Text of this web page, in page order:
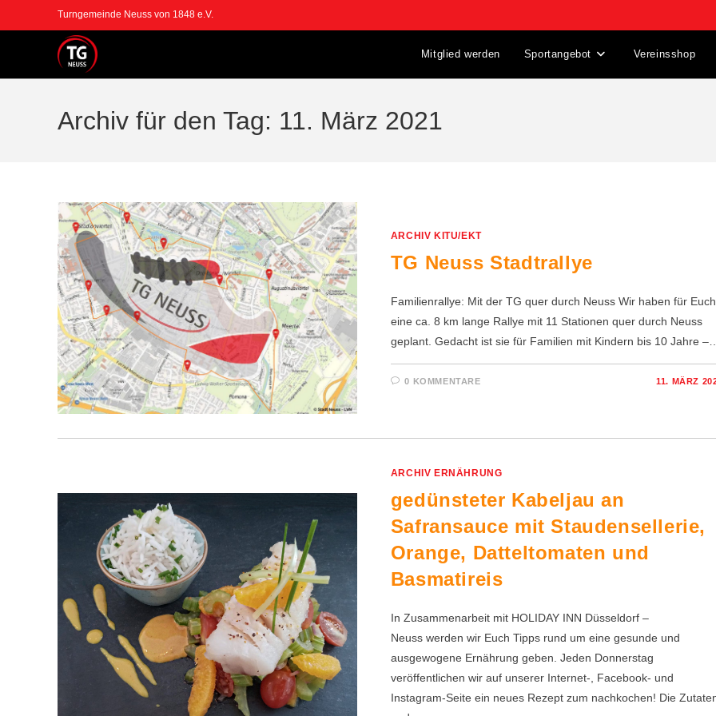
Inhalt
Turngemeinde Neuss von 1848 e.V.
Mitglied werden Sportangebot Vereinsshop
Archiv für den Tag: 11. März 2021
ARCHIV KITU/EKT
TG Neuss Stadtrallye
Familienrallye: Mit der TG quer durch Neuss Wir haben für Euch
eine ca. 8 km lange Rallye mit 11 Stationen quer durch Neuss
geplant. Gedacht ist sie für Familien mit Kindern bis 10 Jahre
0 KOMMENTARE 11. MÄRZ
ARCHIV ERNÄHRUNG
gedünsteter Kabeljau an
Safransauce mit Staudensellerie,
Orange, Datteltomaten und
Basmatireis
In Zusammenarbeit mit HOLIDAY INN Düsseldorf –
Neuss werden wir Euch Tipps rund um eine gesunde und
ausgewogene Ernährung geben. Jeden Donnerstag
veröffentlichen wir auf unserer Internet-, Facebook- und
Instagram-Seite ein neues Rezept zum nachkochen! Die